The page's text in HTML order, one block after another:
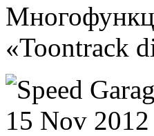
«Toontrack
15 Nov 2012